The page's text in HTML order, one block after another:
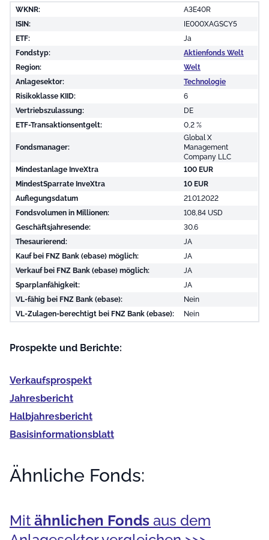
WKNR:
A3E40R
ISIN:
IE000XAGSCY5
ETF:
Ja
Fondstyp:
Aktienfonds Welt
Region:
Welt
Anlagesektor:
Technologie
Risikoklasse KIID:
6
Vertriebszulassung:
DE
ETF-Transaktionsentgelt:
0,2 %
Fondsmanager:
Global X
Management
Company LLC
Mindestanlage InveXtra
100 EUR
MindestSparrate InveXtra
10 EUR
Auflegungsdatum
21.01.2022
Fondsvolumen in Millionen:
108,84 USD
Geschäftsjahresende:
30.6
Thesaurierend:
JA
Kauf bei FNZ Bank (ebase) möglich:
JA
Verkauf bei FNZ Bank (ebase) möglich:
JA
Sparplanfähigkeit:
JA
VL-fähig bei FNZ Bank (ebase):
Nein
VL-Zulagen-berechtigt bei FNZ Bank (ebase):
Nein
Prospekte und Berichte:
Verkaufs­prospekt
Jahres­bericht
Halb­jahres­bericht
Basis­informationsblatt
Ähnliche Fonds:
Mit ähnlichen Fonds aus dem